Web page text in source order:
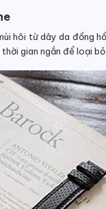
hôi từ dây da đồng
gian ngắn để loại bỏ